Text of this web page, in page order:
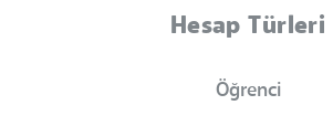
Hesap Türleri
Öğrenci